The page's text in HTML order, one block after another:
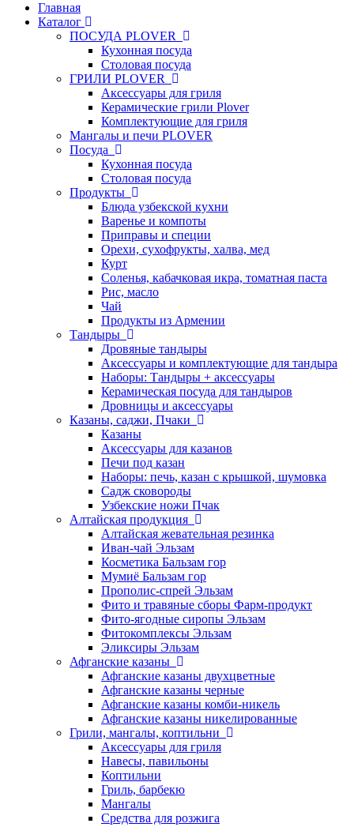
Главная
Каталог
ПОСУДА PLOVER
Кухонная посуда
Столовая посуда
ГРИЛИ PLOVER
Аксессуары для гриля
Керамические грили Plover
Комплектующие для гриля
Мангалы и печи PLOVER
Посуда
Кухонная посуда
Столовая посуда
Продукты
Блюда узбекской кухни
Варенье и компоты
Приправы и специи
Орехи, сухофрукты, халва, мед
Курт
Соленья, кабачковая икра, томатная паста
Рис, масло
Чай
Продукты из Армении
Тандыры
Дровяные тандыры
Аксессуары и комплектующие для тандыра
Наборы: Тандыры + аксессуары
Керамическая посуда для тандыров
Дровницы и аксессуары
Казаны, саджи, Пчаки
Казаны
Аксессуары для казанов
Печи под казан
Наборы: печь, казан с крышкой, шумовка
Садж сковороды
Узбекские ножи Пчак
Алтайская продукция
Алтайская жевательная резинка
Иван-чай Эльзам
Косметика Бальзам гор
Мумиё Бальзам гор
Прополис-спрей Эльзам
Фито и травяные сборы Фарм-продукт
Фито-ягодные сиропы Эльзам
Фитокомплексы Эльзам
Эликсиры Эльзам
Афганские казаны
Афганские казаны двухцветные
Афганские казаны черные
Афганские казаны комби-никель
Афганские казаны никелированные
Грили, мангалы, коптильни
Аксессуары для гриля
Навесы, павильоны
Коптильни
Гриль, барбекю
Мангалы
Средства для розжига